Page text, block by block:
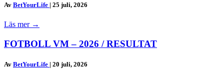
Av BetYourLife | 25 juli, 2026
Läs mer →
FOTBOLL VM – 2026 / RESULTAT
Av BetYourLife | 20 juli, 2026